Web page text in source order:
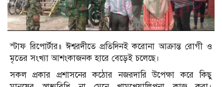
স্টাফ রিপোর্টার॥ ঈশ্বরদীতে প্রতিদিনই করোনা আক্রান্ত রোগী ও
মৃতের সংখ্যা আশংকাজনক হারে বেড়েই চলেছে।
সকল প্রকার প্রশাসনের কঠোর নজরদারি উপেক্ষা করে কিছু